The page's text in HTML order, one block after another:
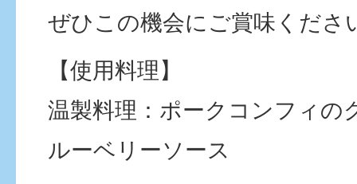
ぜひこの機会にご賞味くださ
【使用料理】
温製料理：ポークコンフィの
ルーベリーソース